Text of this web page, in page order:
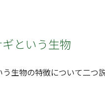
という生物
生物の特徴について二つ説